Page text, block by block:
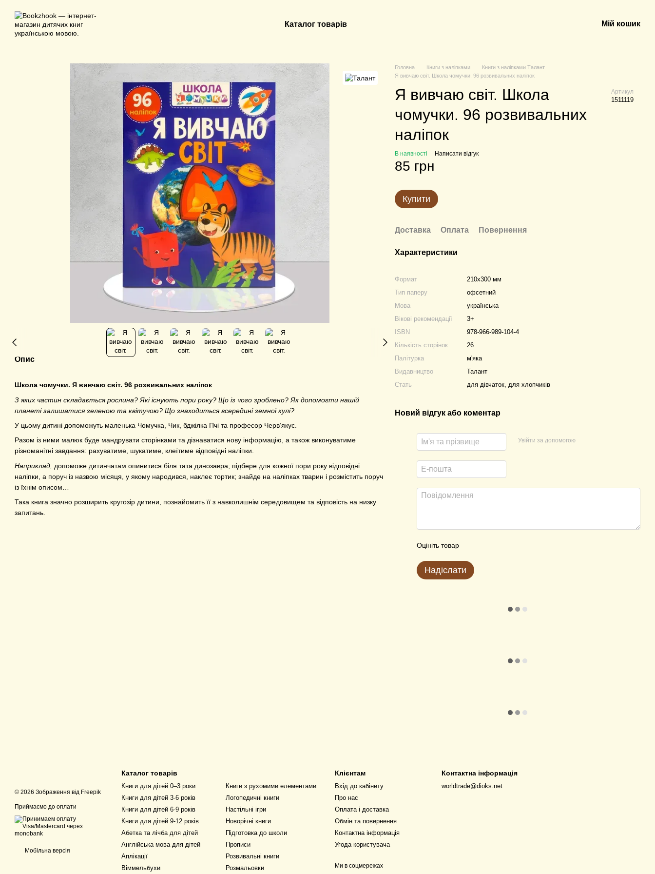
Каталог товарів Мій кошик
Опис
Школа чомучки. Я вивчаю світ. 96 розвивальних наліпок
З яких частин складається рослина? Які існують пори року? Що із чого зроблено? Як допомогти нашій
планеті залишатися зеленою та квітучою? Що знаходиться всередині земної кулі?
У цьому дитині допоможуть маленька Чомучка, Чик, бджілка Пчі та професор Черв‘якус.
Разом із ними малюк буде мандрувати сторінками та дізнаватися нову інформацію, а також виконуватиме
різноманітні завдання: рахуватиме, шукатиме, клеїтиме відповідні наліпки.
Наприклад, допоможе дитинчатам опинитися біля тата динозавра; підбере для кожної пори року відповідні
наліпки, а поруч із назвою місяця, у якому народився, наклеє тортик; знайде на наліпках тварин і розмістить поруч
із їхнім описом…
Така книга значно розширить кругозір дитини, познайомить її з навколишнім середовищем та відповість на низку
запитань.
Головна Книги з наліпками
Книги з наліпками Талант
Я вивчаю світ. Школа чомучки. 96 розвивальних наліпок
Я вивчаю світ. Школа
чомучки. 96 розвивальних
наліпок
Артикул
1511119
В наявності Написати відгук
85 грн
Купити
Доставка Оплата Повернення
Характеристики
Формат
210х300 мм
Тип паперу
офсетний
Мова
українська
Вікові рекомендації
3+
ISBN
978-966-989-104-4
Кількість сторінок
26
Палітурка
м'яка
Видавництво
Талант
Стать
для дівчаток, для хлопчиків
Новий відгук або коментар
Увійти за допомогою
Оцініть товар
Надіслати
© 2026 Зображення від Freepik
Приймаємо до оплати
Мобільна версія
Каталог товарів
Книги для дітей 0–3 роки
Книги для дітей 3-6 років
Книги для дітей 6-9 років
Книги для дітей 9-12 років
Абетка та лічба для дітей
Англійська мова для дітей
Аплікації
Віммельбухи
Книги з рухомими елементами
Логопедичні книги
Настільні ігри
Новорічні книги
Підготовка до школи
Прописи
Розвивальні книги
Розмальовки
Клієнтам
Вхід до кабінету
Про нас
Оплата і доставка
Обмін та повернення
Контактна інформація
Угода користувача
Ми в соцмережах
Контактна інформація
worldtrade@dioks.net